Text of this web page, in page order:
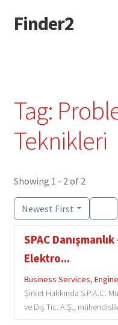
Skip
to
Skip
to
Finder2
Tag:
Teknikleri
Showing 1 - 2 of 2
Newest First
SPAC
Elektro...
Business Services,
Şirket Hakkında S.P.A.C.
ve Dış Tic. A.Ş.,